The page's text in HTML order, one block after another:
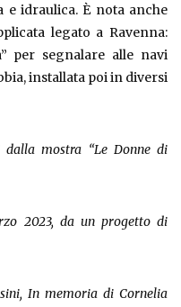
e idraulica. È nota anche
legato a Ravenna:
per segnalare alle navi
installata poi in diversi
mostra “Le Donne di
2023, da un progetto di
In memoria di Cornelia